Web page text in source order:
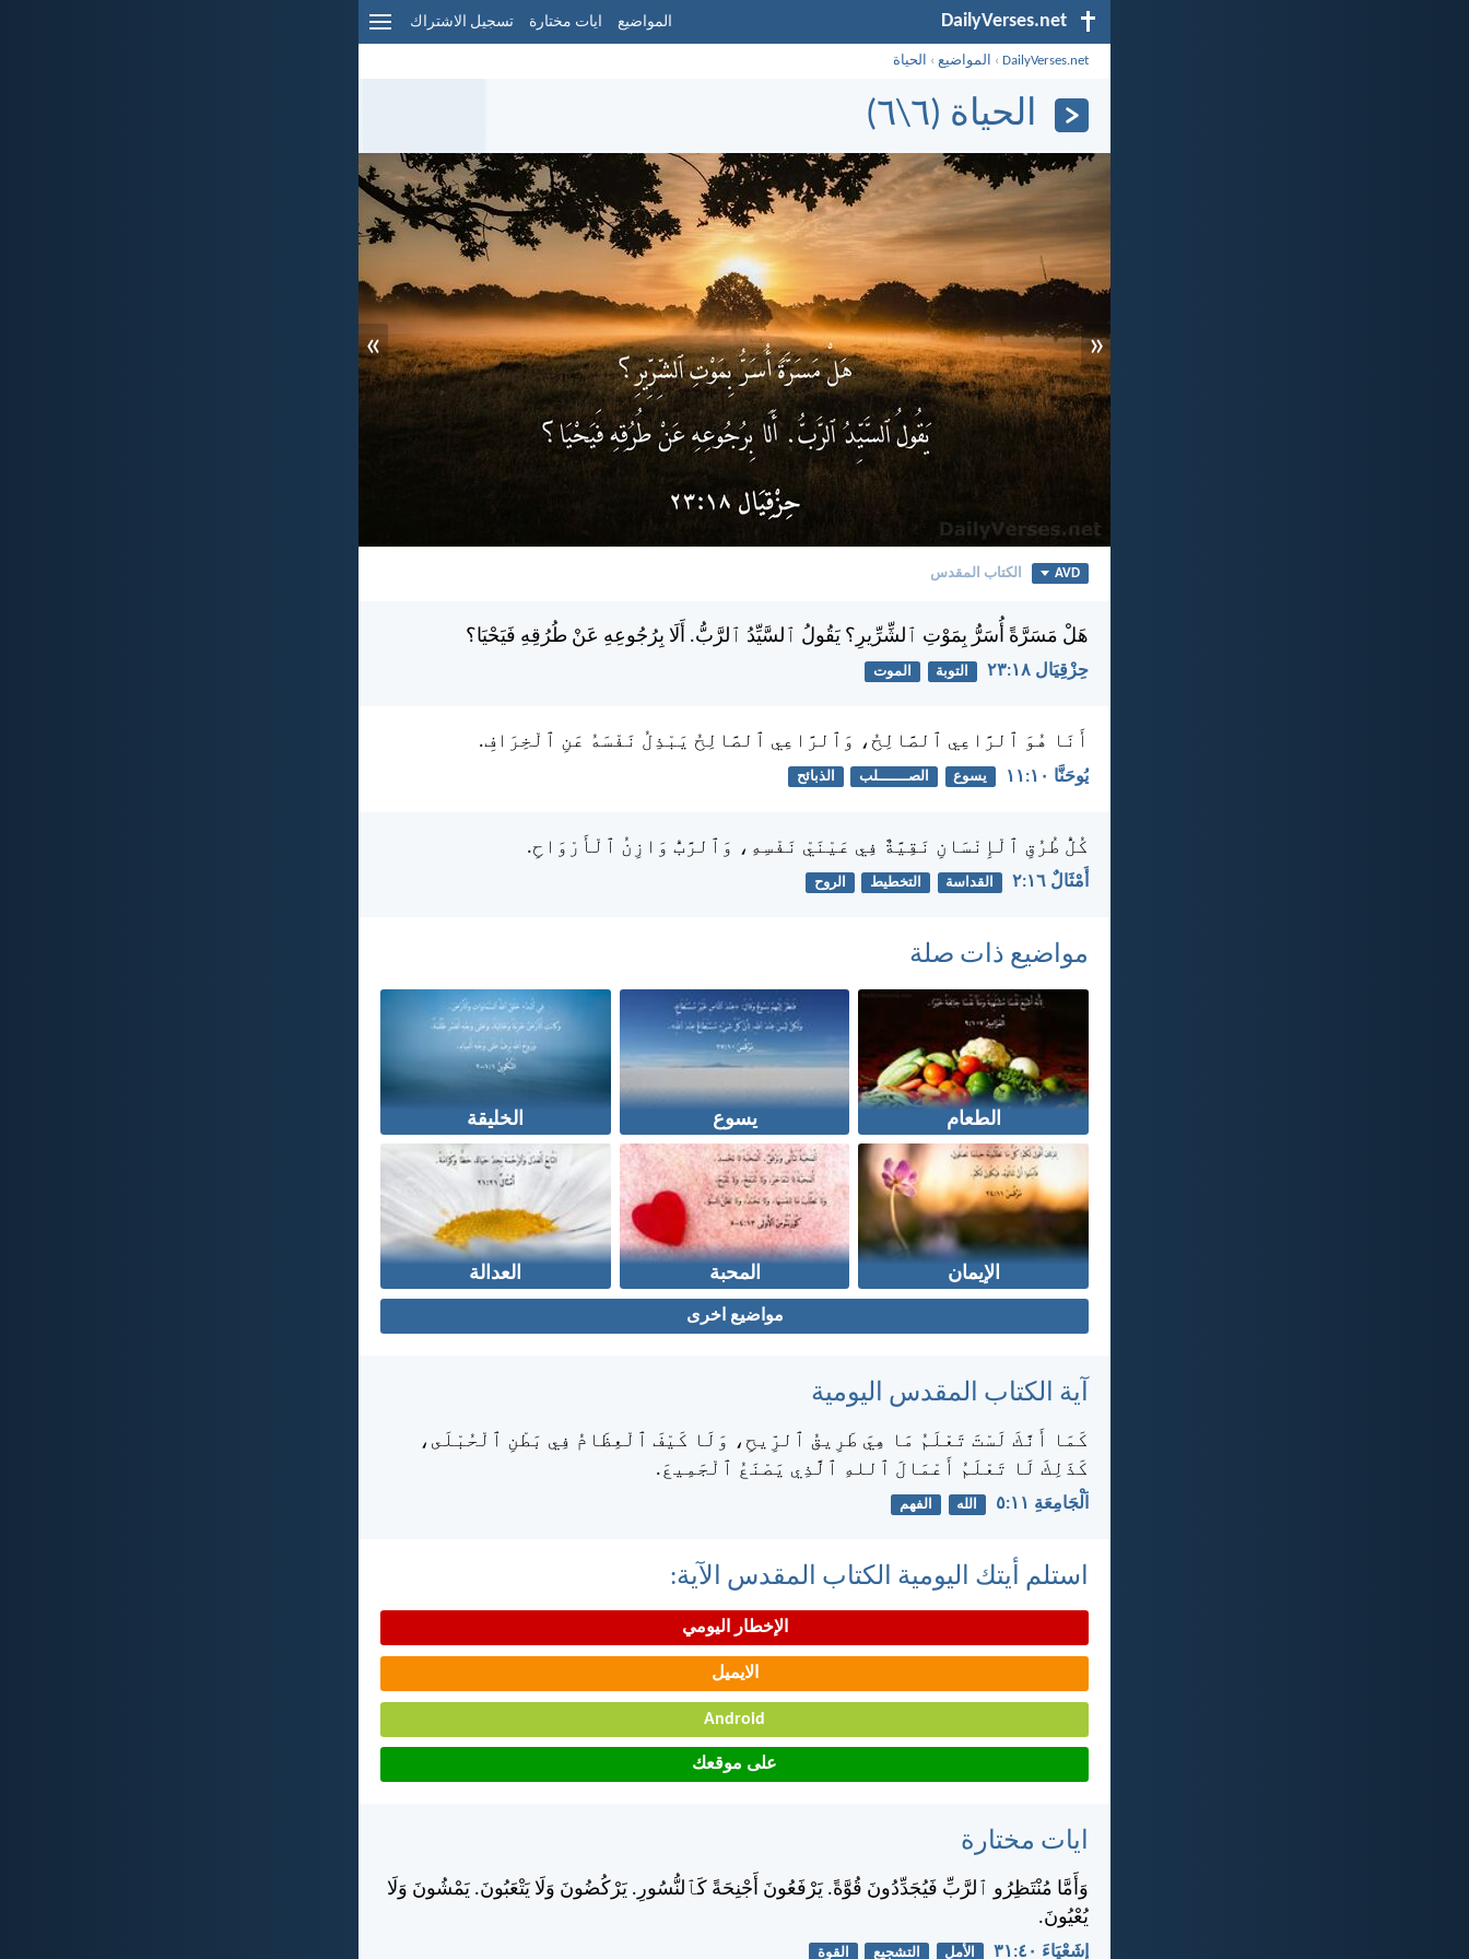
DailyVerses.net المواضيع ايات مختارة تسجيل الاشتراك
DailyVerses.net
› المواضيع › الحياة
الحياة (٦\٦)
«
»
AVD الكتاب المقدس
هَلْ مَسَرَّةً أُسَرُّ بِمَوْتِ ٱلشِّرِّيرِ؟ يَقُولُ ٱلسَّيِّدُ ٱلرَّبُّ. أَلَا بِرُجُوعِهِ عَنْ طُرُقِهِ فَيَحْيَا؟
حِزْقِيَال ١٨:‏٢٣ التوبة الموت
أَنَا هُوَ ٱلرَّاعِي ٱلصَّالِحُ، وَٱلرَّاعِي ٱلصَّالِحُ يَبْذِلُ نَفْسَهُ عَنِ ٱلْخِرَافِ.
يُوحَنَّا ١٠:‏١١ يسوع الصـــــــلب الذبائح
كُلُّ طُرُقِ ٱلْإِنْسَانِ نَقِيَّةٌ فِي عَيْنَيْ نَفْسِهِ، وَٱلرَّبُّ وَازِنُ ٱلْأَرْوَاحِ.
أَمْثَالٌ ١٦:‏٢ القداسة التخطيط الروح
مواضيع ذات صلة
الطعام يسوع الخليقة
الإيمان المحبة العدالة
مواضيع اخرى
آية الكتاب المقدس اليومية
كَمَا أَنَّكَ لَسْتَ تَعْلَمُ مَا هِيَ طَرِيقُ ٱلرِّيحِ، وَلَا كَيْفَ ٱلْعِظَامُ فِي بَطْنِ ٱلْحُبْلَى،
كَذَلِكَ لَا تَعْلَمُ أَعْمَالَ ٱللهِ ٱلَّذِي يَصْنَعُ ٱلْجَمِيعَ.
اَلْجَامِعَةِ ١١:‏٥ الله الفهم
استلم أيتك اليومية الكتاب المقدس الآية:
الإخطار اليومي
الايميل
Android
على موقعك
ايات مختارة
وَأَمَّا مُنْتَظِرُو ٱلرَّبِّ فَيُجَدِّدُونَ قُوَّةً. يَرْفَعُونَ أَجْنِحَةً كَٱلنُّسُورِ. يَرْكُضُونَ وَلَا يَتْعَبُونَ. يَمْشُونَ وَلَا
يُعْيُونَ.
إِشَعْيَاءَ ٤٠:‏٣١ الأمل التشجيع القوة